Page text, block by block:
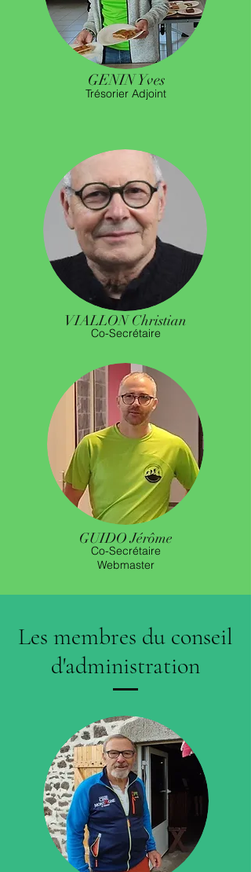
GENIN Yves
Trésorier Adjoint
VIALLON Christian
Co-Secrétaire
GUIDO Jérôme
Co-Secrétaire
Webmaster
Les membres du conseil
d'administration